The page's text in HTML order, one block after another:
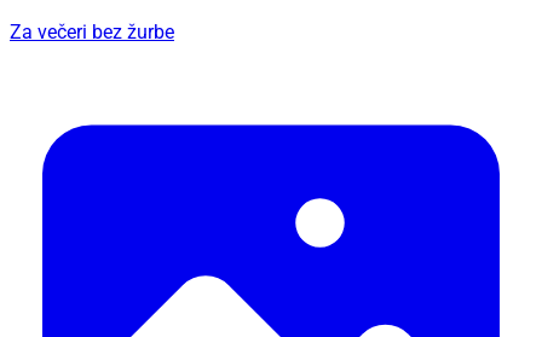
Za večeri bez žurbe